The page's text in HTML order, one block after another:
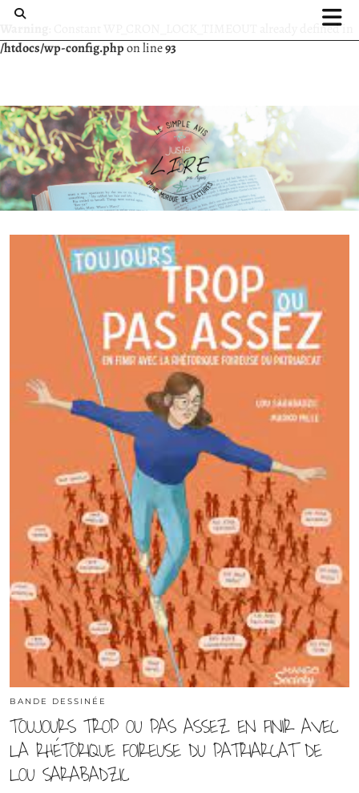
: Constant WP_CRON_LOCK_TIMEOUT already defined in
/htdocs/wp-config.phpon line93
BANDE DESSINÉE
TOUJOURS TROP OU PAS ASSEZ EN FINIR AVEC
LA RHÉTORIQUE FOIREUSE DU PATRIARCAT DE
LOU SARABADZIC